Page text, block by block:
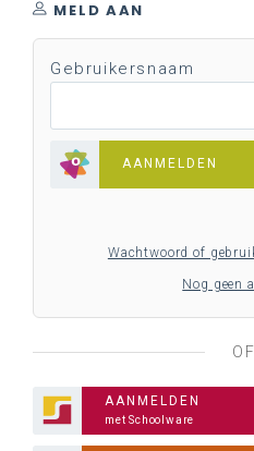
MELD AAN
Gebruikersnaam
AANMELDEN
Wachtwoord of
Nog geen
OF
AANMELDEN
met Schoolware